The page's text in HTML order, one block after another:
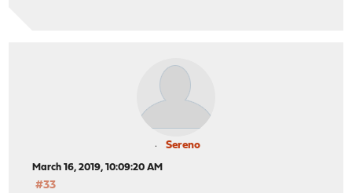
Sereno
March 16, 2019, 10:09:20 AM
#33